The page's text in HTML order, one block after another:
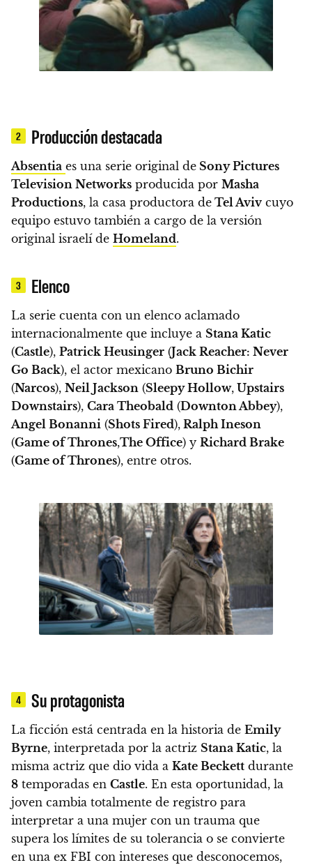
2 Producción destacada
Absentia es una serie original de Sony Pictures
Television Networks producida por Masha
Productions, la casa productora de Tel Aviv cuyo
equipo estuvo también a cargo de la versión
original israelí de Homeland.
3 Elenco
La serie cuenta con un elenco aclamado
internacionalmente que incluye a Stana Katic
(Castle), Patrick Heusinger (Jack Reacher: Never
Go Back), el actor mexicano Bruno Bichir
(Narcos), Neil Jackson (Sleepy Hollow, Upstairs
Downstairs), Cara Theobald (Downton Abbey),
Angel Bonanni (Shots Fired), Ralph Ineson
(Game of Thrones,The Office) y Richard Brake
(Game of Thrones), entre otros.
4 Su protagonista
La ficción está centrada en la historia de Emily
Byrne, interpretada por la actriz Stana Katic, la
misma actriz que dio vida a Kate Beckett durante
8 temporadas en Castle. En esta oportunidad, la
joven cambia totalmente de registro para
interpretar a una mujer con un trauma que
supera los límites de su tolerancia o se convierte
en una ex FBI con intereses que desconocemos,